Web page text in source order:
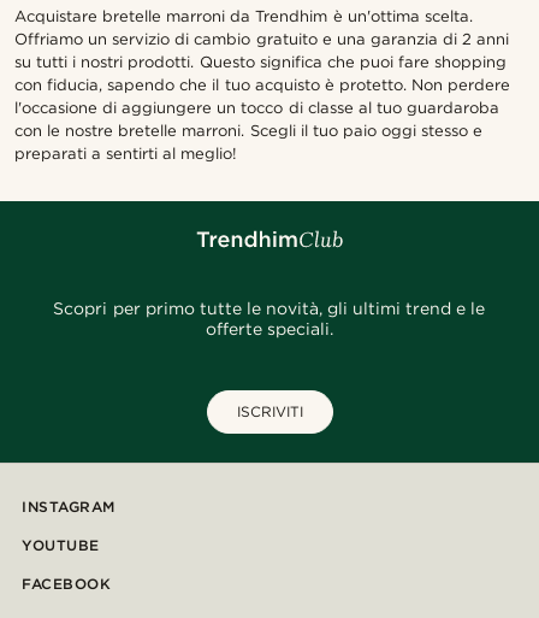
Acquistare bretelle marroni da Trendhim è un'ottima scelta.
Offriamo un servizio di cambio gratuito e una garanzia di 2 anni
su tutti i nostri prodotti. Questo significa che puoi fare shopping
con fiducia, sapendo che il tuo acquisto è protetto. Non perdere
l'occasione di aggiungere un tocco di classe al tuo guardaroba
con le nostre bretelle marroni. Scegli il tuo paio oggi stesso e
preparati a sentirti al meglio!
Scopri per primo tutte le novità, gli ultimi trend e le
offerte speciali.
ISCRIVITI
INSTAGRAM
YOUTUBE
FACEBOOK